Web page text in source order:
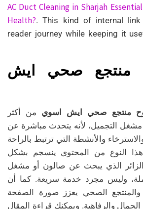
AC Duct Cleaning in Sharjah
Health?. This kind of internal link
reader journey while keeping it
منتجع صحي ايش
منتجع صحي ايش اسوي من أكثر
مشغل التجميل، لأنه يتحدث مباشرة عن
والاسترخاء والأنشطة التي ترتبط بالراحة
هذا النوع من المحتوى ينسجم بشكل
الذي يبحث عن صالون أو مشغل
وليس مجرد خدمة سريعة. كما أن
الصحي يعزز صورة الصفحة
والرفاهية. ويمكنك قراءة المقال